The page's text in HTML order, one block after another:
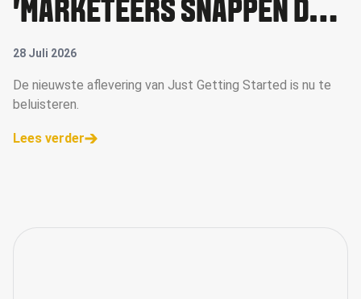
'MARKETEERS SNAPPEN DE
WAARDE VAN MICRO-
CREATORS NU BETER'
28 Juli 2026
De nieuwste aflevering van Just Getting Started is nu te
beluisteren.
Lees verder